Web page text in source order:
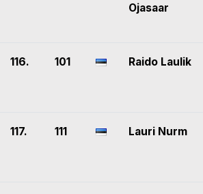
Ojasaar
116. 101 Raido Laulik
117. 111 Lauri Nurm